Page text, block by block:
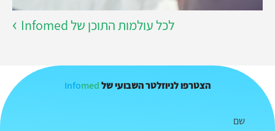
לכל עולמות התוכן של Infomed
הצטרפו לניוזלטר השבועי של Infomed
שם